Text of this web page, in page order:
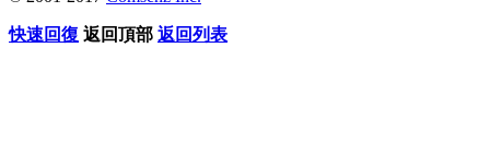
快速回復 返回頂部 返回列表